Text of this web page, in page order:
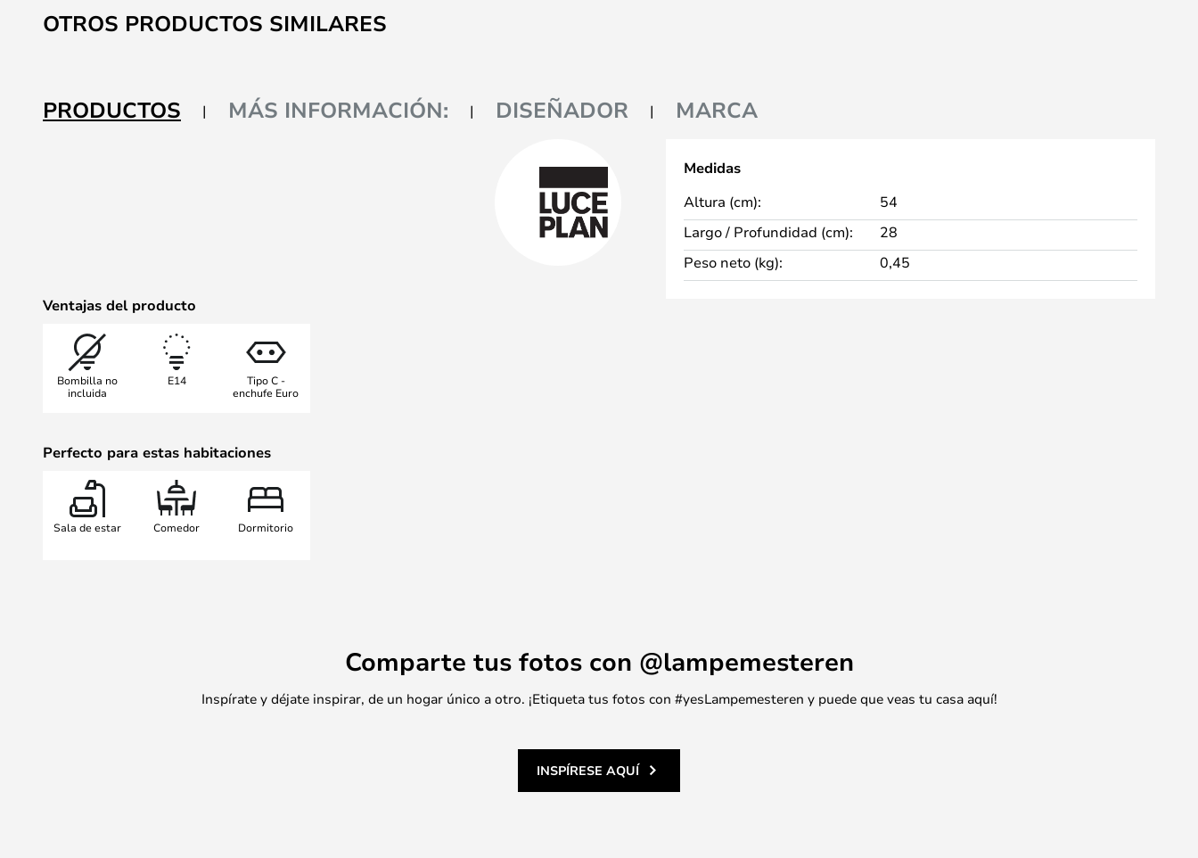
al
comienzo
galería
de
OTROS PRODUCTOS SIMILARES
PRODUCTOS MÁS INFORMACIÓN: DISEÑADOR MARCA
Ventajas del producto
Bombilla no
incluida
E14
Tipo C -
enchufe Euro
Perfecto para estas habitaciones
Sala de estar Comedor Dormitorio
Medidas
Altura (cm):
54
Largo / Profundidad (cm):
28
Peso neto (kg):
0,45
Comparte tus fotos con @lampemesteren
Inspírate y déjate inspirar, de un hogar único a otro. ¡Etiqueta tus fotos con #yesLampemesteren y puede que veas tu casa aquí!
INSPÍRESE AQUÍ